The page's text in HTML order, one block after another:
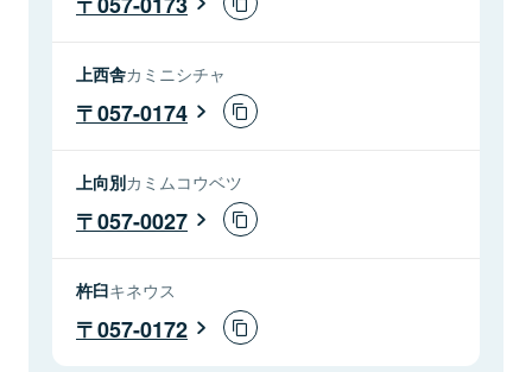
上西舎カミニシチャ
057-0174
上向別カミムコウベツ
057-0027
杵臼キネウス
057-0172